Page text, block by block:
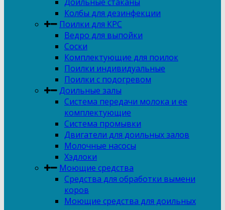
Колбы для дезинфекции
Поилки для КРС
Ведро для выпойки
Соски
Комплектующие для поилок
Поилки индивидуальные
Поилки с подогревом
Доильные залы
Система передачи молока и ее
комплектующие
Система промывки
Двигатели для доильных залов
Молочные насосы
Хэдлоки
Моющие средства
Средства для обработки вымени
коров
Моющие средства для доильных